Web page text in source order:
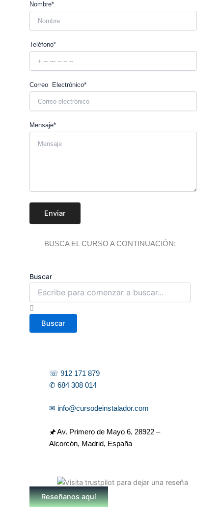
Nombre*
Teléfono*
Correo Electrónico*
Mensaje*
Enviar
BUSCA EL CURSO A CONTINUACIÓN:
Buscar
Buscar
☏ 912 171 879
✆ 684 308 014
✉ info@cursodeinstalador.com
🖈 Av. Primero de Mayo 6, 28922 –
Alcorcón, Madrid, España
Reseñanos aquí